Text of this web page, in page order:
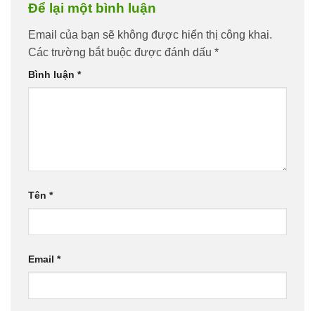
Để lại một bình luận
Email của bạn sẽ không được hiển thị công khai.
Các trường bắt buộc được đánh dấu *
Bình luận *
Tên *
Email *